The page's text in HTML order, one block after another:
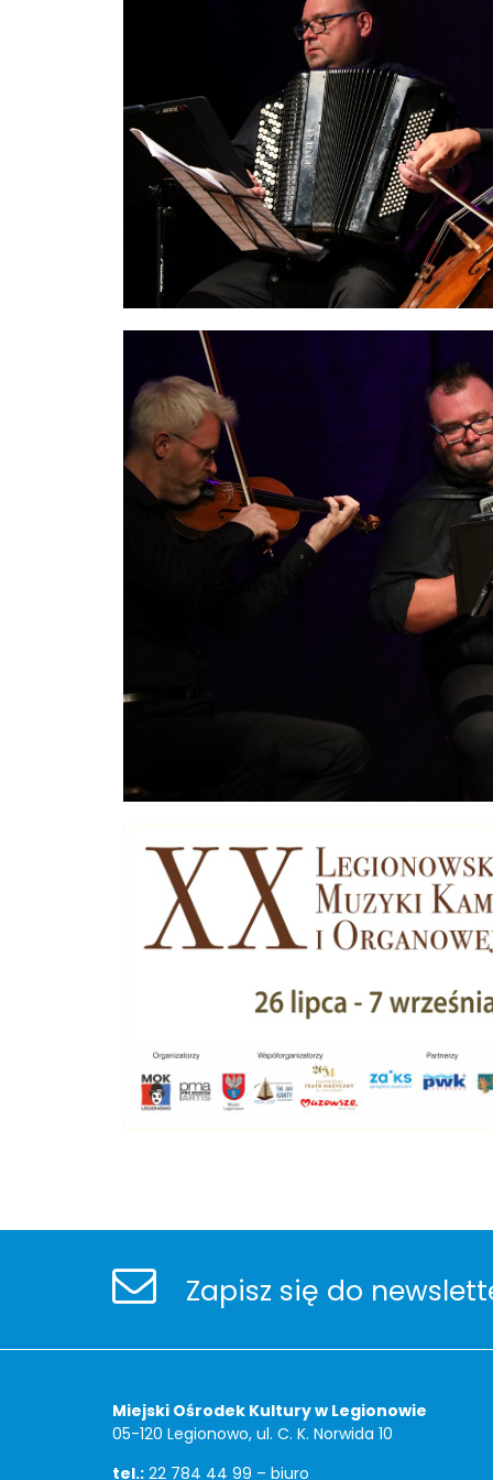
Newsletter
Zapisz się do
Adres
Miejski Ośrodek Kultury w Legionowie
05-120 Legionowo, ul. C. K. Norwida 10
tel.: 22 784 44 99 – biuro